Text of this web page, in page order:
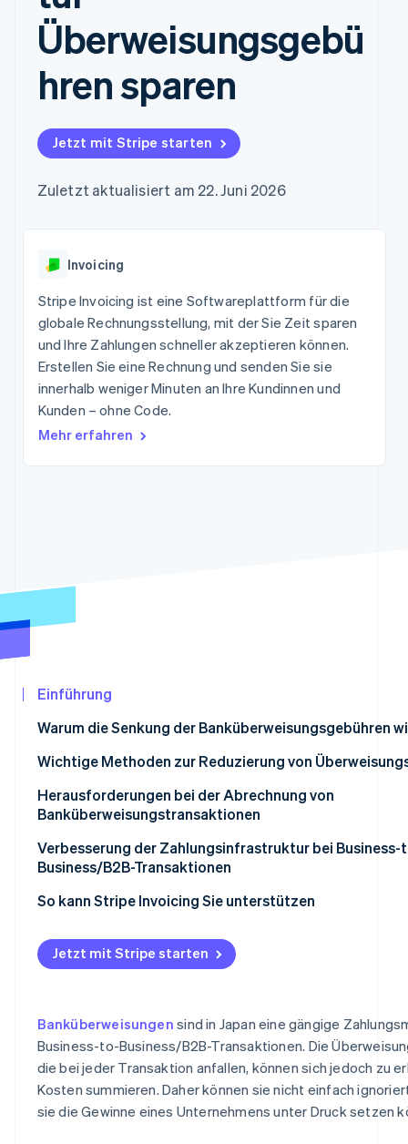
Zugriff auf mehr als
125
Terminal
Authorization
Boost
Autorisierungsraten
Link
Bezahlvorgang
Finanzdaten
Mehr
Product roadmap
Ausblick
Radar
Betrugsprävention
Atlas
Plattformen
SaaS
KI-Unternehmen
Gaming
Organisationen
Fachdienstleistungen
Öffentlicher Sektor
Einzelhandel
Ecosystem
Grundlagen der
Abonnementverwaltung
So setzen Sie
nutzungsbasierte
Abrechnung um
Stablecoin-gestützte
Karten ausgeben: So
geht´s
Verwaltung von
App-Integrationen
Code-Beispiele
Entwickler-Blog
API-Status
Produkt-Roadmap
Stripe Sessions
Karriere
Newsroom
Stripe Press
Kontakt
Sales-Team
Partner werden
Überweisungsgebü
hren sparen
Jetzt mit Stripe starten
Zuletzt aktualisiert am 22. Juni 2026
Invoicing
Stripe Invoicing ist eine Softwareplattform für die
globale Rechnungsstellung, mit der Sie Zeit sparen
und Ihre Zahlungen schneller akzeptieren können.
Erstellen Sie eine Rechnung und senden Sie sie
innerhalb weniger Minuten an Ihre Kundinnen und
Kunden – ohne Code.
Mehr erfahren
Einführung
Warum die Senkung der Banküberweisungsgebühren
Typische Banküberweisungsgebühren
Wichtige Methoden zur Reduzierung von
Übertragung per Online-Banking
Nutzen Sie eine Online-Bank
Zahlung per Kreditkarte
Nutzen Sie einen Zahlungsüberweisungsdienst
Herausforderungen bei der Abrechnung von
Banküberweisungstransaktionen
Verbesserung der Zahlungsinfrastruktur bei Business-
Business/B2B-Transaktionen
Erwägen Sie die Einführung anderer
Etablieren Sie einen reibungslosen Zahlungsprozess
So kann Stripe Invoicing Sie unterstützen
Jetzt mit Stripe starten
Banküberweisungen sind in Japan eine gängige
Business-to-Business/B2B-Transaktionen. Die
die bei jeder Transaktion anfallen, können sich jedoch zu
Kosten summieren. Daher können sie nicht einfach
sie die Gewinne eines Unternehmens unter Druck setzen